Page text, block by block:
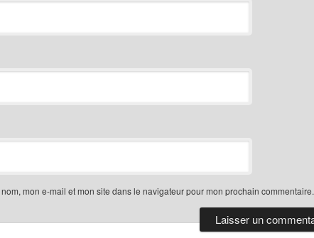
mon e-mail et mon site dans le navigateur pour mon prochain commentaire.